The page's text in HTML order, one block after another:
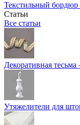
Текстильный бордюр
Статьи
Все статьи
Декоративная
Утяжелители для